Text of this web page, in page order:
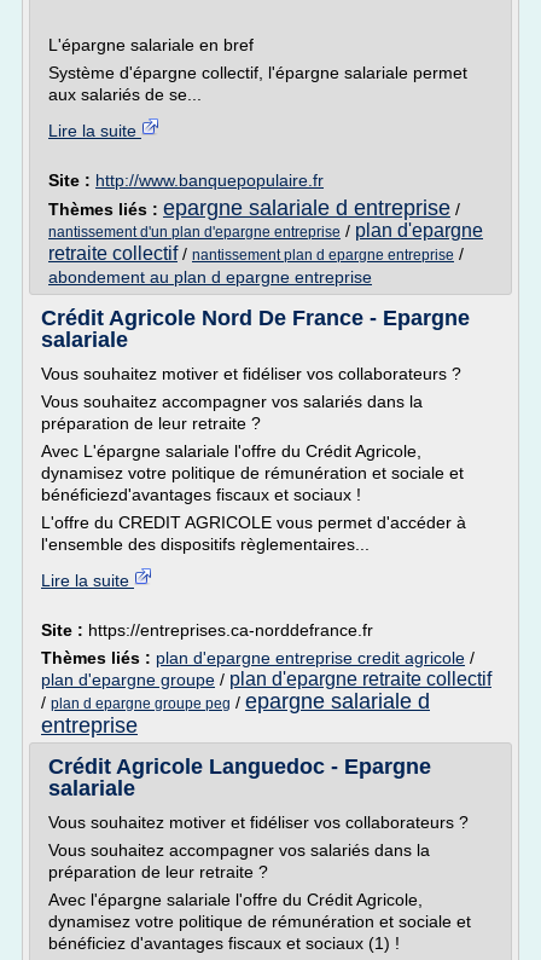
L'épargne salariale en bref
Système d'épargne collectif, l'épargne salariale permet
aux salariés de se...
Lire la suite
Site : http://www.banquepopulaire.fr
Thèmes liés : epargne salariale d entreprise /
nantissement d'un plan d'epargne entreprise / plan d'epargne
retraite collectif/ nantissement plan d epargne entreprise /
abondement au plan d epargne entreprise
Crédit Agricole Nord De France - Epargne
salariale
Vous souhaitez motiver et fidéliser vos collaborateurs ?
Vous souhaitez accompagner vos salariés dans la
préparation de leur retraite ?
Avec L'épargne salariale l'offre du Crédit Agricole,
dynamisez votre politique de rémunération et sociale et
bénéficiezd'avantages fiscaux et sociaux !
L'offre du CREDIT AGRICOLE vous permet d'accéder à
l'ensemble des dispositifs règlementaires...
Lire la suite
Site : https://entreprises.ca-norddefrance.fr
Thèmes liés : plan d'epargne entreprise credit agricole /
plan d'epargne groupe / plan d'epargne retraite collectif
/ plan d epargne groupe peg / epargne salariale d
entreprise
Crédit Agricole Languedoc - Epargne
salariale
Vous souhaitez motiver et fidéliser vos collaborateurs ?
Vous souhaitez accompagner vos salariés dans la
préparation de leur retraite ?
Avec l'épargne salariale l'offre du Crédit Agricole,
dynamisez votre politique de rémunération et sociale et
bénéficiez d'avantages fiscaux et sociaux (1) !